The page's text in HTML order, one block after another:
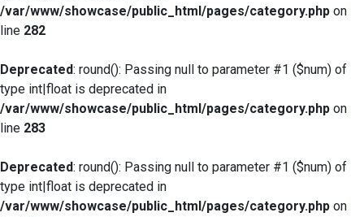
/var/www/showcase/public_html/pages/category.php on
line 282
Deprecated: round(): Passing null to parameter #1 ($num) of
type int|float is deprecated in
/var/www/showcase/public_html/pages/category.php on
line 283
Deprecated: round(): Passing null to parameter #1 ($num) of
type int|float is deprecated in
/var/www/showcase/public_html/pages/category.php on